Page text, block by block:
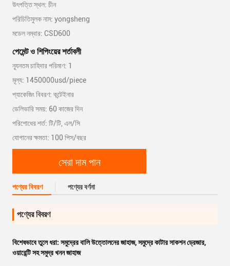
উৎপত্তি স্থল: চীন
পরিচিতিমুলক নাম: yongsheng
মডেল নম্বার: CSD600
পেমেন্ট ও শিপিংয়ের শর্তাবলী
ন্যূনতম চাহিদার পরিমাণ: 1
মূল্য: 1450000usd/piece
প্যাকেজিং বিবরণ: কন্টেইনার
ডেলিভারি সময়: 60 কাজের দিন
পরিশোধের শর্ত: টি/টি, এল/সি
যোগানের ক্ষমতা: 100 পিস/বছর
সেরা দাম পান
পণ্যের বিবরণ পণ্যের বর্ণনা
পণ্যের বিবরণ
বিশেষভাবে তুলে ধরা: সমুদ্রের বালি উত্তোলনের জাহাজ,সমুদ্রে কাটার সাকশন ড্রেজার,
ওয়ারেন্টি সহ সমুদ্র খনন জাহাজ